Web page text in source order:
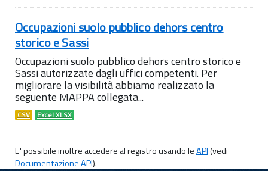
Occupazioni suolo pubblico dehors centro
storico e Sassi
Occupazioni suolo pubblico dehors centro storico e
Sassi autorizzate dagli uffici competenti. Per
migliorare la visibilità abbiamo realizzato la
seguente MAPPA collegata...
CSV Excel XLSX
E' possibile inoltre accedere al registro usando leAPI(vedi
Documentazione API).